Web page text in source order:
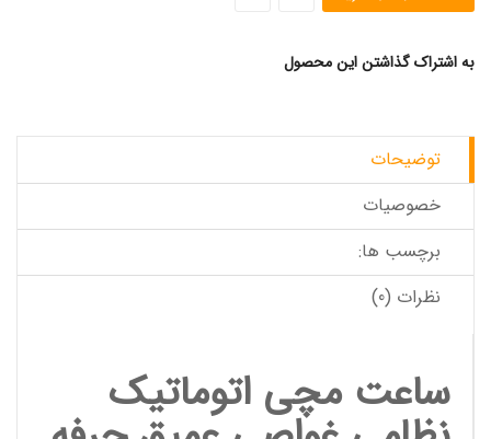
به اشتراک گذاشتن این محصول
توضیحات
خصوصیات
برچسب ها:
نظرات (0)
ساعت مچی اتوماتیک